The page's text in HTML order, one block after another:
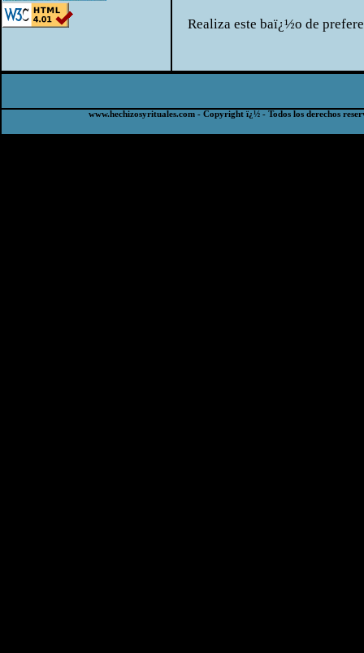
Realiza este baï¿½o de
www.hechizosyrituales.com - Copyright ï¿½ - Todos los derechos